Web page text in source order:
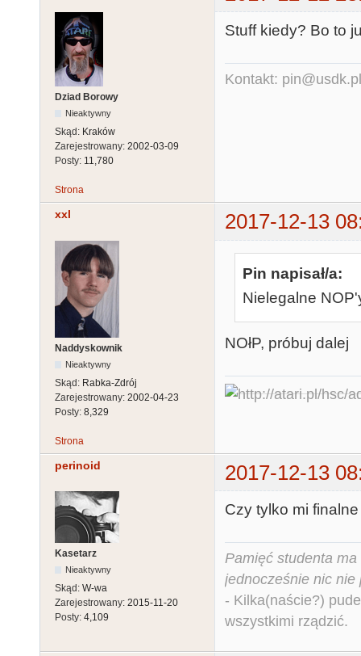
Dziad Borowy
Nieaktywny
Skąd: Kraków
Zarejestrowany: 2002-03-09
Posty: 11,780
Stuff kiedy? Bo to
Kontakt: pin@usdk.pl
Strona
xxl 2017-12-13
Naddyskownik
Nieaktywny
Skąd: Rabka-Zdrój
Zarejestrowany: 2002-04-23
Posty: 8,329
Pin napisał/a:
Nielegalne
NOłP, próbuj dalej
Strona
perinoid 2017-12-13
Kasetarz
Nieaktywny
Skąd: W-wa
Zarejestrowany: 2015-11-20
Posty: 4,109
Czy tylko mi
Pamięć studenta
jednocześnie nic nie
- Kilka(naście?)
wszystkimi rządzić.